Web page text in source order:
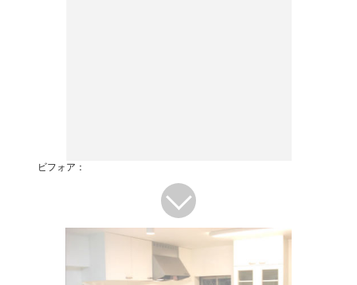
ビフォア：